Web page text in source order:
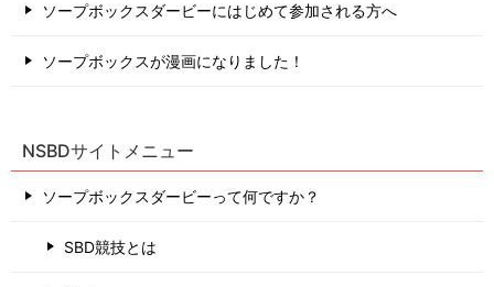
ソープボックスダービーにはじめて参加される方へ
ソープボックスが漫画になりました！
NSBDサイトメニュー
ソープボックスダービーって何ですか？
SBD競技とは